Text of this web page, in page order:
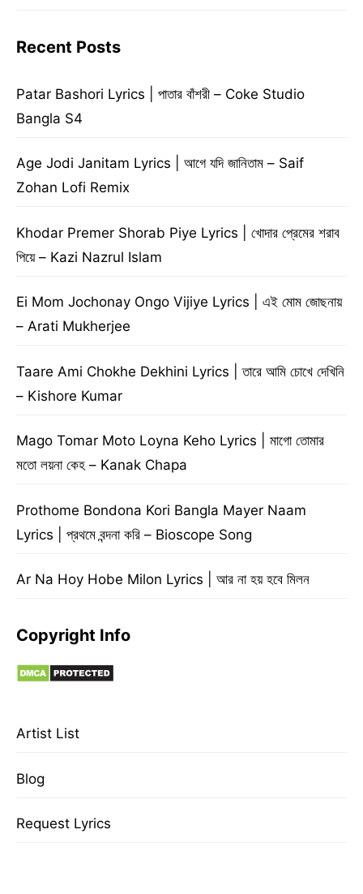
Recent Posts
Patar Bashori Lyrics | পাতার বাঁশরী – Coke Studio
Bangla S4
Age Jodi Janitam Lyrics | আগে যদি জানিতাম – Saif
Zohan Lofi Remix
Khodar Premer Shorab Piye Lyrics | খোদার প্রেমের শরাব
পিয়ে – Kazi Nazrul Islam
Ei Mom Jochonay Ongo Vijiye Lyrics | এই মোম জোছনায়
– Arati Mukherjee
Taare Ami Chokhe Dekhini Lyrics | তারে আমি চোখে দেখিনি
– Kishore Kumar
Mago Tomar Moto Loyna Keho Lyrics | মাগো তোমার
মতো লয়না কেহ – Kanak Chapa
Prothome Bondona Kori Bangla Mayer Naam
Lyrics | প্রথমে বন্দনা করি – Bioscope Song
Ar Na Hoy Hobe Milon Lyrics | আর না হয় হবে মিলন
Copyright Info
Artist List
Blog
Request Lyrics